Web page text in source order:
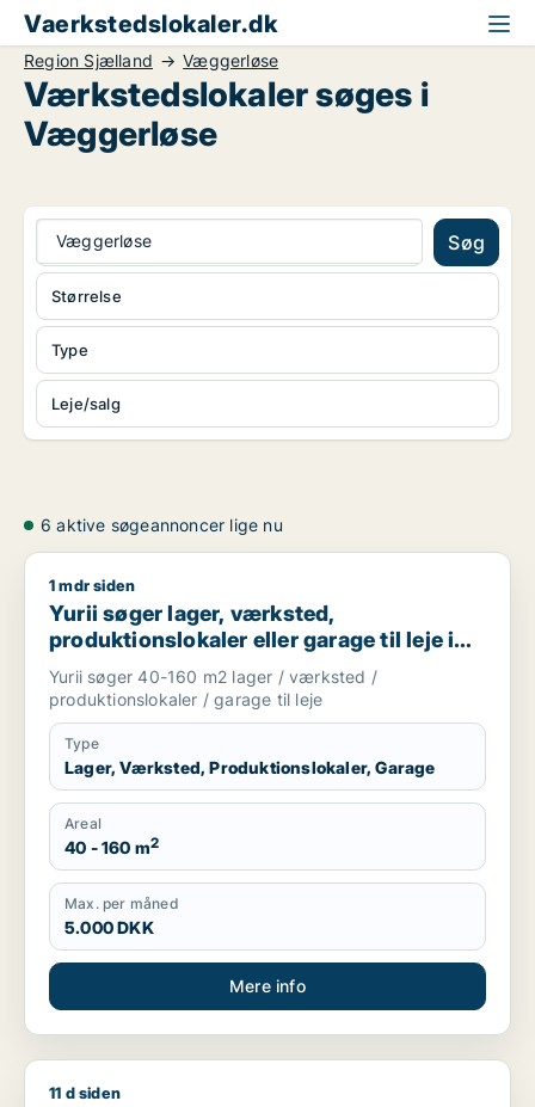
Vaerkstedslokaler.dk
Region Sjælland Væggerløse
Værkstedslokaler søges i
Væggerløse
Væggerløse Søg
Type
Leje/salg
Størrelse
6 aktive søgeannoncer lige nu
Yurii søger lager, værksted, produktionslokaler eller garage
1 mdr siden
Yurii søger lager, værksted,
produktionslokaler eller garage til leje i
Region Sjælland
Yurii søger 40-160 m2 lager / værksted /
produktionslokaler / garage til leje
Type
Lager, Værksted, Produktionslokaler, Garage
Areal
40 - 160 m2
Max. per måned
5.000 DKK
Mere info
Cicilie søger kontor, lager, værksted, butik,
11 d siden